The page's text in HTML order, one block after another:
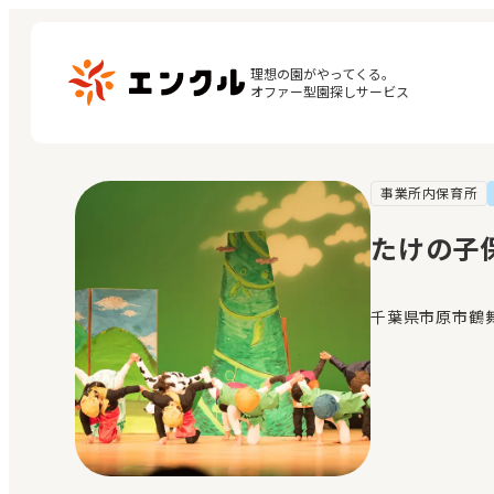
理想の園がやってくる。
オファー型園探しサービス
保育園・幼稚園を探す
地図から探す
地域から探す
マ
閲
事業所内保育所
たけの子
千葉県市原市鶴